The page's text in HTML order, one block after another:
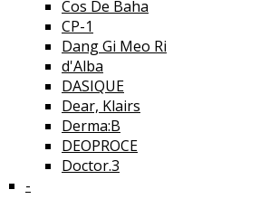
Cos De Baha
CP-1
Dang Gi Meo Ri
d'Alba
DASIQUE
Dear, Klairs
Derma:B
DEOPROCE
Doctor.3
-